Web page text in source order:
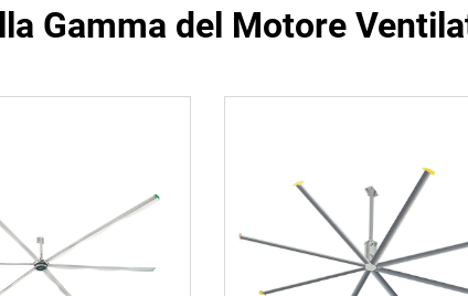
Gamma del Motore